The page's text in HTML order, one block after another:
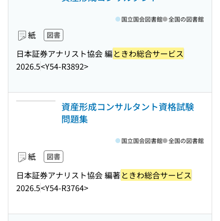
紙 図書
日本証券アナリスト協会 編 ときわ総合サービス
2026.5<Y54-R3892>
国立国会図書館 全国の図書館
資産形成コンサルタント資格試験
問題集
紙 図書
日本証券アナリスト協会 編著ときわ総合サービス
2026.5<Y54-R3764>
国立国会図書館 全国の図書館